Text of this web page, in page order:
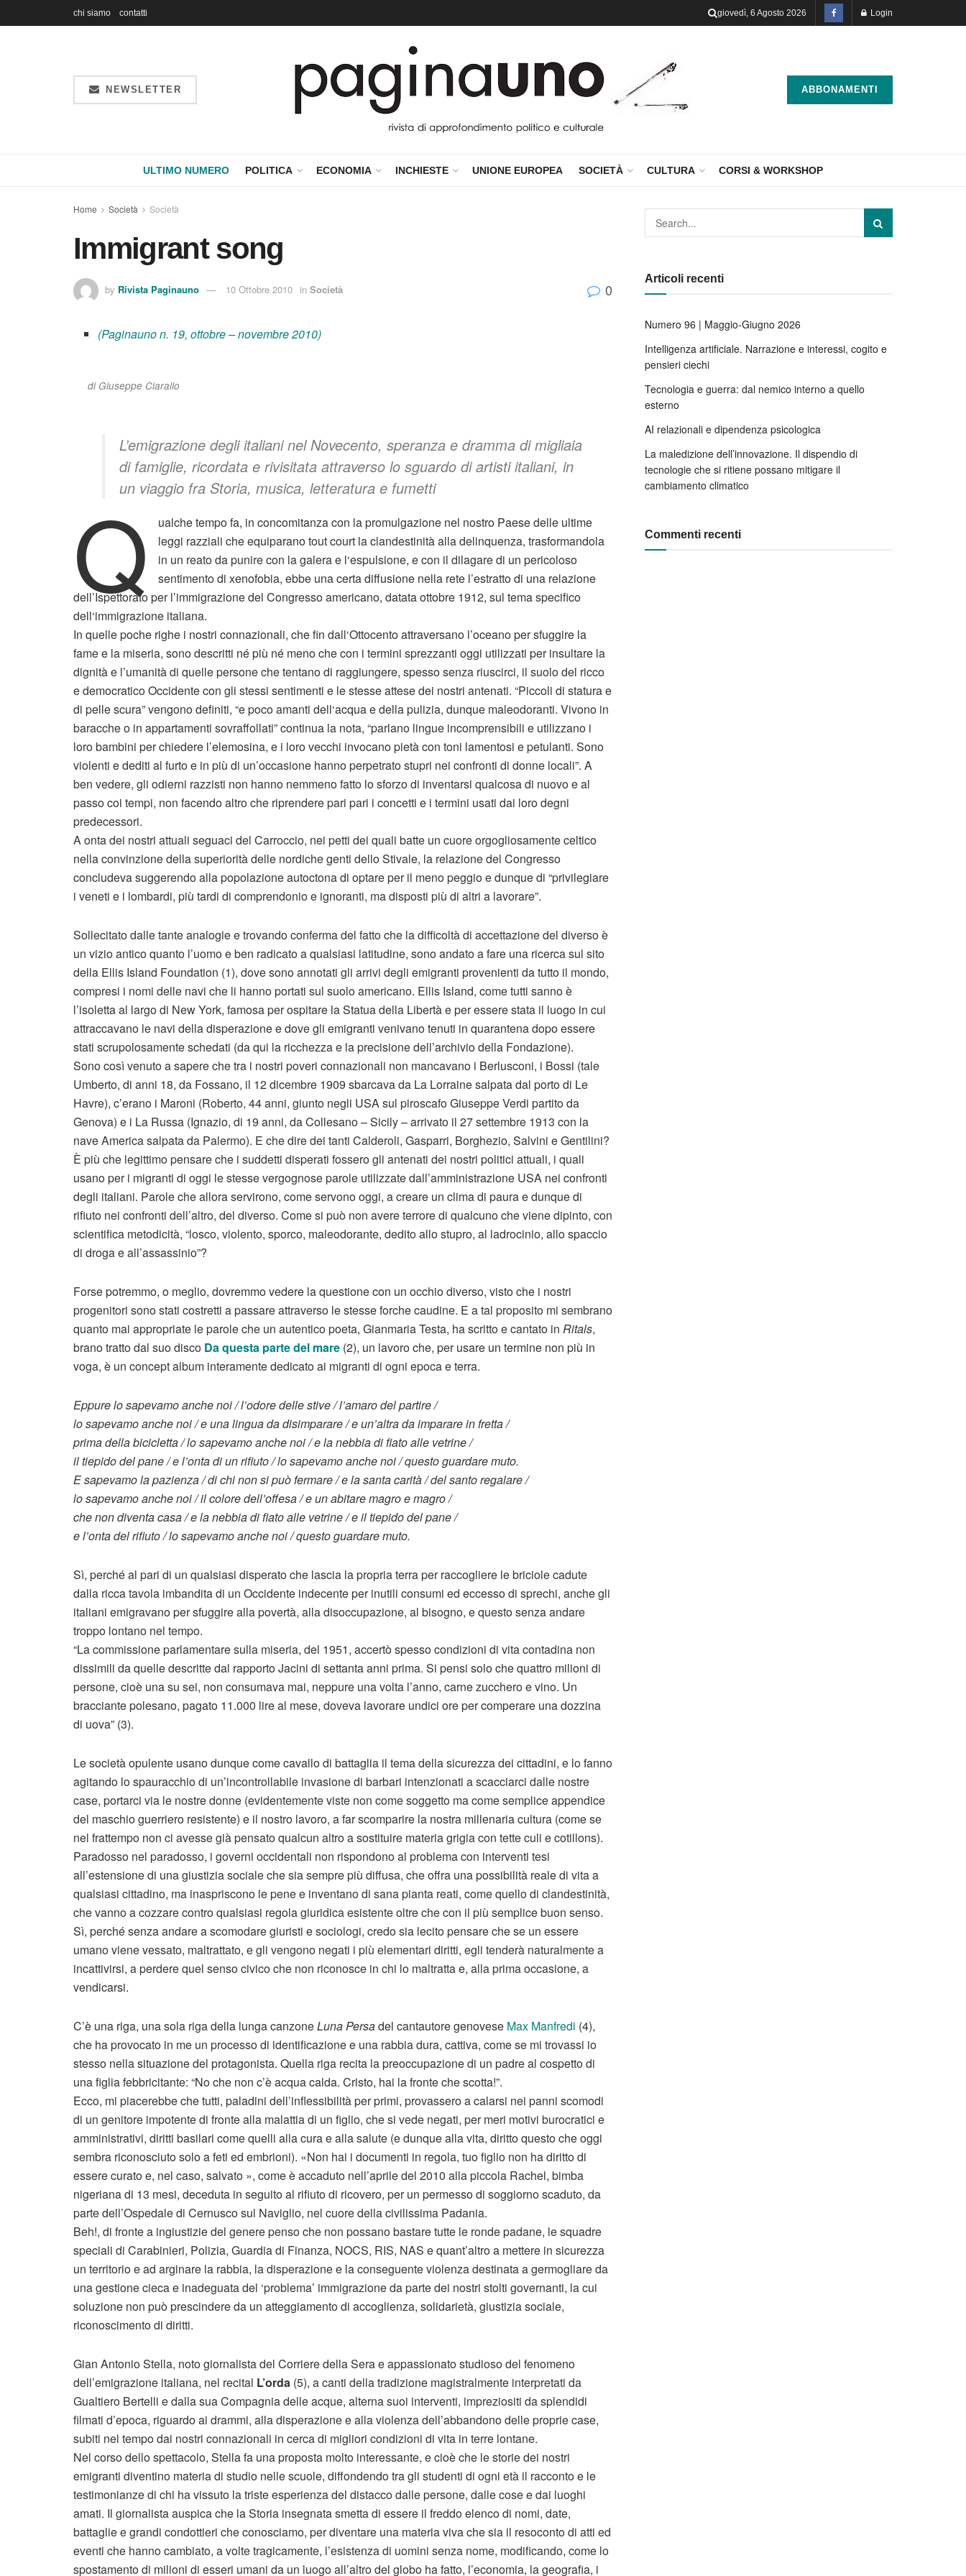
chi siamo contatti giovedì, 6 Agosto 2026 Login
NEWSLETTER ABBONAMENTI
ULTIMO NUMERO POLITICA ECONOMIA INCHIESTE UNIONE EUROPEA SOCIETÀ CULTURA CORSI & WORKSHOP
Home Società Società
Immigrant song
by Rivista Paginauno 10 Ottobre 2010 in Società 0
(Paginauno n. 19, ottobre – novembre 2010)
di Giuseppe Ciarallo
L’emigrazione degli italiani nel Novecento, speranza e dramma di migliaia
di famiglie, ricordata e rivisitata attraverso lo sguardo di artisti italiani, in
un viaggio fra Storia, musica, letteratura e fumetti
Q
ualche tempo fa, in concomitanza con la promulgazione nel nostro Paese delle ultime
leggi razziali che equiparano tout court la clandestinità alla delinquenza, trasformandola
in un reato da punire con la galera e l‘espulsione, e con il dilagare di un pericoloso
sentimento di xenofobia, ebbe una certa diffusione nella rete l’estratto di una relazione
dell’Ispettorato per l’immigrazione del Congresso americano, datata ottobre 1912, sul tema specifico
dell‘immigrazione italiana.
In quelle poche righe i nostri connazionali, che fin dall‘Ottocento attraversano l’oceano per sfuggire la
fame e la miseria, sono descritti né più né meno che con i termini sprezzanti oggi utilizzati per insultare la
dignità e l’umanità di quelle persone che tentano di raggiungere, spesso senza riuscirci, il suolo del ricco
e democratico Occidente con gli stessi sentimenti e le stesse attese dei nostri antenati. “Piccoli di statura e
di pelle scura” vengono definiti, “e poco amanti dell‘acqua e della pulizia, dunque maleodoranti. Vivono in
baracche o in appartamenti sovraffollati” continua la nota, “parlano lingue incomprensibili e utilizzano i
loro bambini per chiedere l’elemosina, e i loro vecchi invocano pietà con toni lamentosi e petulanti. Sono
violenti e dediti al furto e in più di un’occasione hanno perpetrato stupri nei confronti di donne locali”. A
ben vedere, gli odierni razzisti non hanno nemmeno fatto lo sforzo di inventarsi qualcosa di nuovo e al
passo coi tempi, non facendo altro che riprendere pari pari i concetti e i termini usati dai loro degni
predecessori.
A onta dei nostri attuali seguaci del Carroccio, nei petti dei quali batte un cuore orgogliosamente celtico
nella convinzione della superiorità delle nordiche genti dello Stivale, la relazione del Congresso
concludeva suggerendo alla popolazione autoctona di optare per il meno peggio e dunque di “privilegiare
i veneti e i lombardi, più tardi di comprendonio e ignoranti, ma disposti più di altri a lavorare”.
Sollecitato dalle tante analogie e trovando conferma del fatto che la difficoltà di accettazione del diverso è
un vizio antico quanto l’uomo e ben radicato a qualsiasi latitudine, sono andato a fare una ricerca sul sito
della Ellis Island Foundation (1), dove sono annotati gli arrivi degli emigranti provenienti da tutto il mondo,
compresi i nomi delle navi che li hanno portati sul suolo americano. Ellis Island, come tutti sanno è
l’isoletta al largo di New York, famosa per ospitare la Statua della Libertà e per essere stata il luogo in cui
attraccavano le navi della disperazione e dove gli emigranti venivano tenuti in quarantena dopo essere
stati scrupolosamente schedati (da qui la ricchezza e la precisione dell’archivio della Fondazione).
Sono così venuto a sapere che tra i nostri poveri connazionali non mancavano i Berlusconi, i Bossi (tale
Umberto, di anni 18, da Fossano, il 12 dicembre 1909 sbarcava da La Lorraine salpata dal porto di Le
Havre), c’erano i Maroni (Roberto, 44 anni, giunto negli USA sul piroscafo Giuseppe Verdi partito da
Genova) e i La Russa (Ignazio, di 19 anni, da Collesano – Sicily – arrivato il 27 settembre 1913 con la
nave America salpata da Palermo). E che dire dei tanti Calderoli, Gasparri, Borghezio, Salvini e Gentilini?
È più che legittimo pensare che i suddetti disperati fossero gli antenati dei nostri politici attuali, i quali
usano per i migranti di oggi le stesse vergognose parole utilizzate dall’amministrazione USA nei confronti
degli italiani. Parole che allora servirono, come servono oggi, a creare un clima di paura e dunque di
rifiuto nei confronti dell’altro, del diverso. Come si può non avere terrore di qualcuno che viene dipinto, con
scientifica metodicità, “losco, violento, sporco, maleodorante, dedito allo stupro, al ladrocinio, allo spaccio
di droga e all’assassinio”?
Forse potremmo, o meglio, dovremmo vedere la questione con un occhio diverso, visto che i nostri
progenitori sono stati costretti a passare attraverso le stesse forche caudine. E a tal proposito mi sembrano
quanto mai appropriate le parole che un autentico poeta, Gianmaria Testa, ha scritto e cantato in Ritals,
brano tratto dal suo disco Da questa parte del mare (2), un lavoro che, per usare un termine non più in
voga, è un concept album interamente dedicato ai migranti di ogni epoca e terra.
Eppure lo sapevamo anche noi / l’odore delle stive / l’amaro del partire /
lo sapevamo anche noi / e una lingua da disimparare / e un’altra da imparare in fretta /
prima della bicicletta / lo sapevamo anche noi / e la nebbia di fiato alle vetrine /
il tiepido del pane / e l’onta di un rifiuto / lo sapevamo anche noi / questo guardare muto.
E sapevamo la pazienza / di chi non si può fermare / e la santa carità / del santo regalare /
lo sapevamo anche noi / il colore dell’offesa / e un abitare magro e magro /
che non diventa casa / e la nebbia di fiato alle vetrine / e il tiepido del pane /
e l’onta del rifiuto / lo sapevamo anche noi / questo guardare muto.
Sì, perché al pari di un qualsiasi disperato che lascia la propria terra per raccogliere le briciole cadute
dalla ricca tavola imbandita di un Occidente indecente per inutili consumi ed eccesso di sprechi, anche gli
italiani emigravano per sfuggire alla povertà, alla disoccupazione, al bisogno, e questo senza andare
troppo lontano nel tempo.
“La commissione parlamentare sulla miseria, del 1951, accertò spesso condizioni di vita contadina non
dissimili da quelle descritte dal rapporto Jacini di settanta anni prima. Si pensi solo che quattro milioni di
persone, cioè una su sei, non consumava mai, neppure una volta l’anno, carne zucchero e vino. Un
bracciante polesano, pagato 11.000 lire al mese, doveva lavorare undici ore per comperare una dozzina
di uova” (3).
Le società opulente usano dunque come cavallo di battaglia il tema della sicurezza dei cittadini, e lo fanno
agitando lo spauracchio di un’incontrollabile invasione di barbari intenzionati a scacciarci dalle nostre
case, portarci via le nostre donne (evidentemente viste non come soggetto ma come semplice appendice
del maschio guerriero resistente) e il nostro lavoro, a far scomparire la nostra millenaria cultura (come se
nel frattempo non ci avesse già pensato qualcun altro a sostituire materia grigia con tette culi e cotillons).
Paradosso nel paradosso, i governi occidentali non rispondono al problema con interventi tesi
all’estensione di una giustizia sociale che sia sempre più diffusa, che offra una possibilità reale di vita a
qualsiasi cittadino, ma inaspriscono le pene e inventano di sana pianta reati, come quello di clandestinità,
che vanno a cozzare contro qualsiasi regola giuridica esistente oltre che con il più semplice buon senso.
Sì, perché senza andare a scomodare giuristi e sociologi, credo sia lecito pensare che se un essere
umano viene vessato, maltrattato, e gli vengono negati i più elementari diritti, egli tenderà naturalmente a
incattivirsi, a perdere quel senso civico che non riconosce in chi lo maltratta e, alla prima occasione, a
vendicarsi.
C’è una riga, una sola riga della lunga canzoneLuna Persadel cantautore genovese Max Manfredi (4),
che ha provocato in me un processo di identificazione e una rabbia dura, cattiva, come se mi trovassi io
stesso nella situazione del protagonista. Quella riga recita la preoccupazione di un padre al cospetto di
una figlia febbricitante: “No che non c’è acqua calda. Cristo, hai la fronte che scotta!”.
Ecco, mi piacerebbe che tutti, paladini dell’inflessibilità per primi, provassero a calarsi nei panni scomodi
di un genitore impotente di fronte alla malattia di un figlio, che si vede negati, per meri motivi burocratici e
amministrativi, diritti basilari come quelli alla cura e alla salute (e dunque alla vita, diritto questo che oggi
sembra riconosciuto solo a feti ed embrioni). «Non hai i documenti in regola, tuo figlio non ha diritto di
essere curato e, nel caso, salvato », come è accaduto nell’aprile del 2010 alla piccola Rachel, bimba
nigeriana di 13 mesi, deceduta in seguito al rifiuto di ricovero, per un permesso di soggiorno scaduto, da
parte dell’Ospedale di Cernusco sul Naviglio, nel cuore della civilissima Padania.
Beh!, di fronte a ingiustizie del genere penso che non possano bastare tutte le ronde padane, le squadre
speciali di Carabinieri, Polizia, Guardia di Finanza, NOCS, RIS, NAS e quant’altro a mettere in sicurezza
un territorio e ad arginare la rabbia, la disperazione e la conseguente violenza destinata a germogliare da
una gestione cieca e inadeguata del ‘problema’ immigrazione da parte dei nostri stolti governanti, la cui
soluzione non può prescindere da un atteggiamento di accoglienza, solidarietà, giustizia sociale,
riconoscimento di diritti.
Gian Antonio Stella, noto giornalista del Corriere della Sera e appassionato studioso del fenomeno
dell’emigrazione italiana, nel recital L’orda (5), a canti della tradizione magistralmente interpretati da
Gualtiero Bertelli e dalla sua Compagnia delle acque, alterna suoi interventi, impreziositi da splendidi
filmati d’epoca, riguardo ai drammi, alla disperazione e alla violenza dell’abbandono delle proprie case,
subiti nel tempo dai nostri connazionali in cerca di migliori condizioni di vita in terre lontane.
Nel corso dello spettacolo, Stella fa una proposta molto interessante, e cioè che le storie dei nostri
emigranti diventino materia di studio nelle scuole, diffondendo tra gli studenti di ogni età il racconto e le
testimonianze di chi ha vissuto la triste esperienza del distacco dalle persone, dalle cose e dai luoghi
amati. Il giornalista auspica che la Storia insegnata smetta di essere il freddo elenco di nomi, date,
battaglie e grandi condottieri che conosciamo, per diventare una materia viva che sia il resoconto di atti ed
eventi che hanno cambiato, a volte tragicamente, l’esistenza di uomini senza nome, modificando, come lo
spostamento di milioni di esseri umani da un luogo all’altro del globo ha fatto, l’economia, la geografia, i
Articoli recenti
Numero 96 | Maggio-Giugno 2026
Intelligenza artificiale. Narrazione e interessi, cogito e
pensieri ciechi
Tecnologia e guerra: dal nemico interno a quello
esterno
AI relazionali e dipendenza psicologica
La maledizione dell’innovazione. Il dispendio di
tecnologie che si ritiene possano mitigare il
cambiamento climatico
Commenti recenti